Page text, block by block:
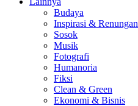
Budaya
Inspirasi & Renungan
Sosok
Musik
Fotografi
Humanoria
Fiksi
Clean & Green
Ekonomi & Bisnis